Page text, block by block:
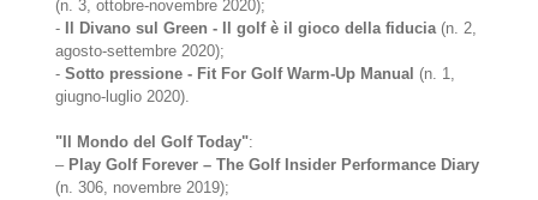
(n. 3, ottobre-novembre 2020);
-
Il Divano sul Green - Il golf è il gioco della fiducia(n. 2,
agosto-settembre 2020);
-Sotto pressione - Fit For Golf Warm-Up Manual (n. 1,
giugno-luglio 2020).
"Il Mondo del Golf Today":
– Play Golf Forever – The Golf Insider Performance Diary
(n. 306, novembre 2019);